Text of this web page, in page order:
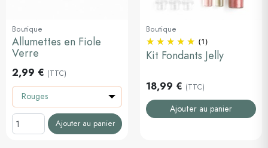
Boutique
Allumettes en Fiole
Verre
2,99 € (TTC)
Rouges
Ajouter au panier
Boutique
(1)
Kit Fondants Jelly
18,99 € (TTC)
Ajouter au panier